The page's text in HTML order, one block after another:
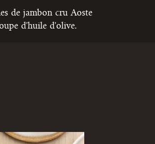
de jambon cru Aoste
d'huile d'olive.